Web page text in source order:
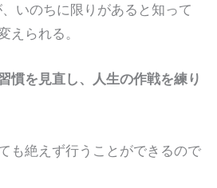
いのちに限りがあると知って
えられる。
慣を見直し、人生の作戦を練り
えず行うことができるので